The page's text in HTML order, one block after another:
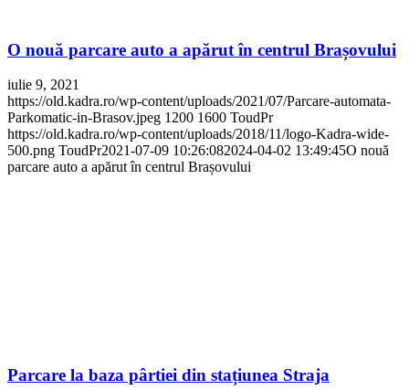
O nouă parcare auto a apărut în centrul Brașovului
iulie 9, 2021
https://old.kadra.ro/wp-content/uploads/2021/07/Parcare-automata-
Parkomatic-in-Brasov.jpeg 1200 1600 ToudPr
https://old.kadra.ro/wp-content/uploads/2018/11/logo-Kadra-wide-
500.png ToudPr2021-07-09 10:26:082024-04-02 13:49:45O nouă
parcare auto a apărut în centrul Brașovului
Parcare la baza pârtiei din stațiunea Straja